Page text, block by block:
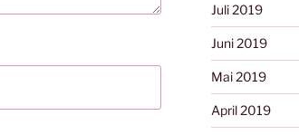
Juli 2019
Juni 2019
Mai 2019
April 2019